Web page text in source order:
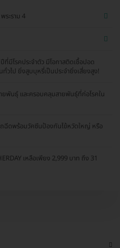
ระราม 4
มีโรคประจำตัว มีโอกาสติดเชื้อปอด
ทั่วไป ยิ่งสูบบุหรี่เป็นประจำยิ่งเสี่ยงสูง!
พันธุ์ และครอบคลุมสายพันธุ์ที่ก่อโรคใน
ถฉีดพร้อมวัคซีนป้องกันไข้หวัดใหญ่ หรือ
เหลือเพียง 2,999 บาท ถึง 31